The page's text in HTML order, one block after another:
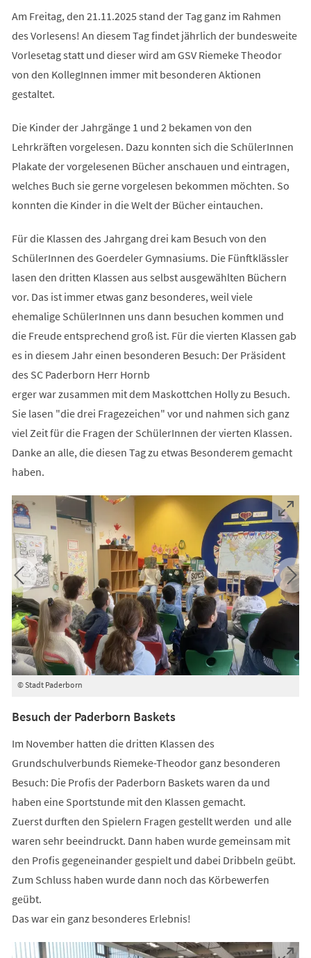
Am Freitag, den 21.11.2025 stand der Tag ganz im Rahmen
des Vorlesens! An diesem Tag findet jährlich der bundesweite
Vorlesetag statt und dieser wird am GSV Riemeke Theodor
von den KollegInnen immer mit besonderen Aktionen
gestaltet.
Die Kinder der Jahrgänge 1 und 2 bekamen von den
Lehrkräften vorgelesen. Dazu konnten sich die SchülerInnen
Plakate der vorgelesenen Bücher anschauen und eintragen,
welches Buch sie gerne vorgelesen bekommen möchten. So
konnten die Kinder in die Welt der Bücher eintauchen.
Für die Klassen des Jahrgang drei kam Besuch von den
SchülerInnen des Goerdeler Gymnasiums. Die Fünftklässler
lasen den dritten Klassen aus selbst ausgewählten Büchern
vor. Das ist immer etwas ganz besonderes, weil viele
ehemalige SchülerInnen uns dann besuchen kommen und
die Freude entsprechend groß ist. Für die vierten Klassen gab
es in diesem Jahr einen besonderen Besuch: Der Präsident
des SC Paderborn Herr Hornb
erger war zusammen mit dem Maskottchen Holly zu Besuch.
Sie lasen "die drei Fragezeichen" vor und nahmen sich ganz
viel Zeit für die Fragen der SchülerInnen der vierten Klassen.
Danke an alle, die diesen Tag zu etwas Besonderem gemacht
haben.
© Stadt Paderborn
Besuch der Paderborn Baskets
Im November hatten die dritten Klassen des
Grundschulverbunds Riemeke-Theodor ganz besonderen
Besuch: Die Profis der Paderborn Baskets waren da und
haben eine Sportstunde mit den Klassen gemacht.
Zuerst durften den Spielern Fragen gestellt werden und alle
waren sehr beeindruckt. Dann haben wurde gemeinsam mit
den Profis gegeneinander gespielt und dabei Dribbeln geübt.
Zum Schluss haben wurde dann noch das Körbewerfen
geübt.
Das war ein ganz besonderes Erlebnis!